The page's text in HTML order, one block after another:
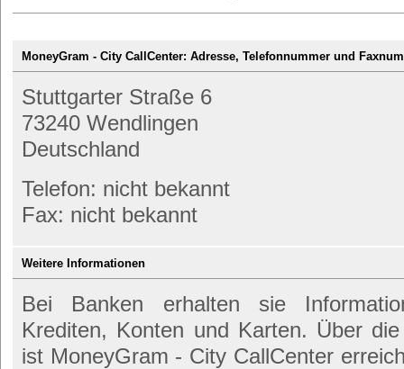
MoneyGram - City CallCenter: Adresse, Telefonnummer und
Stuttgarter Straße 6
73240 Wendlingen
Deutschland
Telefon: nicht bekannt
Fax: nicht bekannt
Weitere Informationen
Bei Banken erhalten sie
Krediten, Konten und Karten. Über
ist MoneyGram - City CallCenter